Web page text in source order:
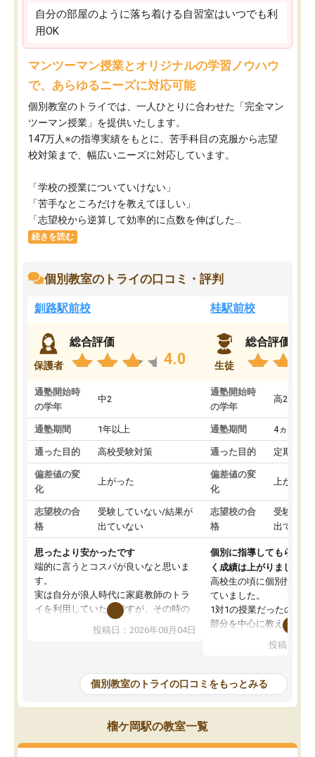
自分の部屋のように落ち着ける自習室はいつでも利
用OK
マンツーマン授業とオリジナルの学習ノウハウ
で、あらゆるニーズに対応可能
個別教室のトライでは、一人ひとりに合わせた「完全マン
ツーマン授業」を提供いたします。​
147万人※の指導実績をもとに、苦手科目の克服から志望
校対策まで、幅広いニーズに対応しています。​
「学校の授業についていけない」​
「苦手なところだけを教えてほしい」​
「志望校から逆算して効率的に点数を伸ばした...
続きを読む
個別教室のトライの口コミ・評判
釧路駅前校
保護者
総合評価
4.0
通塾開始時
の学年
中2
通塾期間 1年以上
通った目的 高校受験対策
偏差値の変
化
上がった
志望校の合
格
受験していない/結果が
出ていない
思ったより安かったです
端的に言うとコスパが良いなと思いま
す。
実は自分が浪人時代に家庭教師のトラ
イを利用していたのですが、その時の
月謝がとても高くトライに良いイメー
ジがありませんでした。
し始めた形です。
しかし、以前とは違い料金がリーズナ
ブルでびっくりしました。
通って1年以上ですが、勉強への取り組
み方が真っすぐに変化（率先して自宅
で復習や予習をする）し成績も向上し
投稿日：2026年08月04日
桂駅前校
生徒
総合評価
通塾開始時
の学年
高2
通塾期間 4ヵ月～1
通った目的 定期テス
偏差値の変
化
上がった
志望校の合
格
受験して
出ていな
個別に指導してもらえる
く成績は上がりました。
高校生の頃に個別指導の
ていました。
1対1の授業だったので、
部分を中心に教えてもら
わからないところもそ
もらえたので、勉強への
しずつなくなりました。
その結果成績も上がり、
たのを覚えています。
投稿日：
個別教室のトライの口コミをもっとみる
榴ケ岡駅の教室一覧